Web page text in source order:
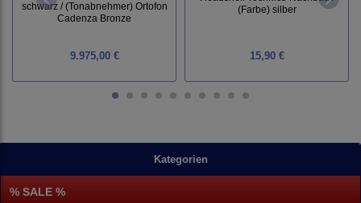
Kategorien
% SALE %
schwarz / (Tonabnehmer) Ortofon
Cadenza Bronze
9.975,00 €
(Farbe) silber
15,90 €